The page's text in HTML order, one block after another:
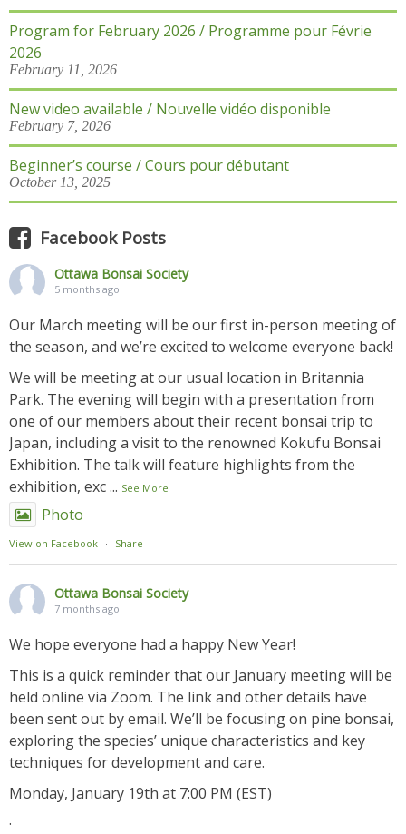
Program for February 2026 / Programme pour Févrie
2026
February 11, 2026
New video available / Nouvelle vidéo disponible
February 7, 2026
Beginner’s course / Cours pour débutant
October 13, 2025
Facebook Posts
Ottawa Bonsai Society
5 months ago
Our March meeting will be our first in-person meeting of
the season, and we’re excited to welcome everyone back!
We will be meeting at our usual location in Britannia
Park. The evening will begin with a presentation from
one of our members about their recent bonsai trip to
Japan, including a visit to the renowned Kokufu Bonsai
Exhibition. The talk will feature highlights from the
exhibition, exc... See More
Photo
View on Facebook · Share
Ottawa Bonsai Society
7 months ago
We hope everyone had a happy New Year!
This is a quick reminder that our January meeting will be
held online via Zoom. The link and other details have
been sent out by email. We’ll be focusing on pine bonsai,
exploring the species’ unique characteristics and key
techniques for development and care.
Monday, January 19th at 7:00 PM (EST)
.